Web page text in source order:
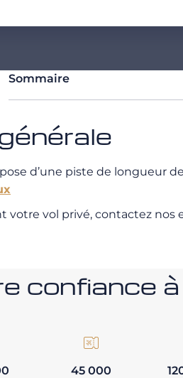
Sommaire
d’une piste de longueur
votre vol privé, contactez nos
confiance
45 000